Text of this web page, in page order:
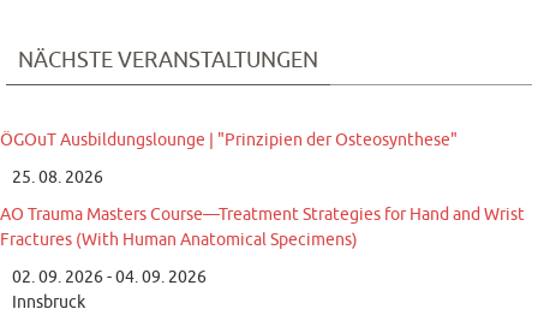
NÄCHSTE VERANSTALTUNGEN
ÖGOuT Ausbildungslounge | "Prinzipien der Osteosynthese"
25. 08. 2026
AO Trauma Masters Course—Treatment Strategies for Hand and Wrist
Fractures (With Human Anatomical Specimens)
02. 09. 2026 - 04. 09. 2026
Innsbruck